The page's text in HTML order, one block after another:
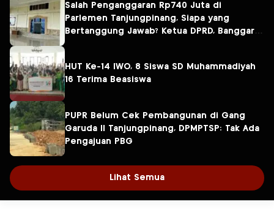
Salah Penganggaran Rp740 Juta di
Parlemen Tanjungpinang, Siapa yang
Bertanggung Jawab? Ketua DPRD, Banggar
HUT Ke-14 IWO, 8 Siswa SD Muhammadiyah
16 Terima Beasiswa
PUPR Belum Cek Pembangunan di Gang
Garuda II Tanjungpinang, DPMPTSP: Tak Ada
Pengajuan PBG
Lihat Semua